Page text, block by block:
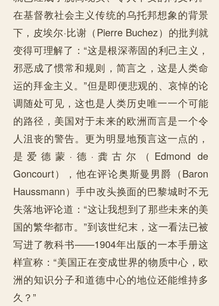
在基督教社会主义传统的乌托邦想象的背景
下，皮埃尔·比谢（Pierre Buchez）的批判就
变得可理解了：“这是根深蒂固的利己主义，
邪恶成了惯常和规则，简言之，这是人类命
运的拜金主义。”但是即便悲观的、哀悼的论
调随处可见，这也是人类历史唯一一个可能
的路径，美国对于未来的欧洲而言是一个令
人沮丧的警告。更为明显地预言这一点的，
是爱德蒙·德·龚古尔（Edmond de
Goncourt），他在评论奥斯曼男爵（Baron
Haussmann）手中改头换面的巴黎城时不无
失落地评论道：“这让我想到了那些未来的美
国的繁华都市。”到该世纪末，这一看法已被
写进了教科书——1904年出版的一本手册这
样宣称：“美国正在变成世界的物质中心，欧
洲的知识分子和道德中心的地位还能维持多
久？”